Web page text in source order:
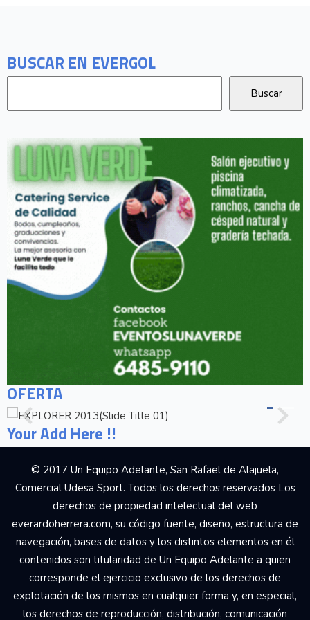
BUSCAR EN EVERGOL
OFERTA
Your Add Here !!
© 2017 Un Equipo Adelante, San Rafael de Alajuela,
Comercial Udesa Sport. Todos los derechos reservados Los
derechos de propiedad intelectual del web
everardoherrera.com, su código fuente, diseño, estructura de
navegación, bases de datos y los distintos elementos en él
contenidos son titularidad de Un Equipo Adelante a quien
corresponde el ejercicio exclusivo de los derechos de
explotación de los mismos en cualquier forma y, en especial,
los derechos de reproducción, distribución, comunicación